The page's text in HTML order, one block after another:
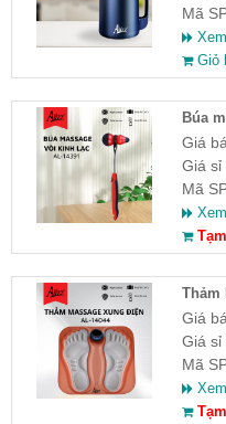
Mã
Giỏ
Búa
Giá
Giá sỉ
Mã
Thảm
Trị
Giá
Giá sỉ
Mã